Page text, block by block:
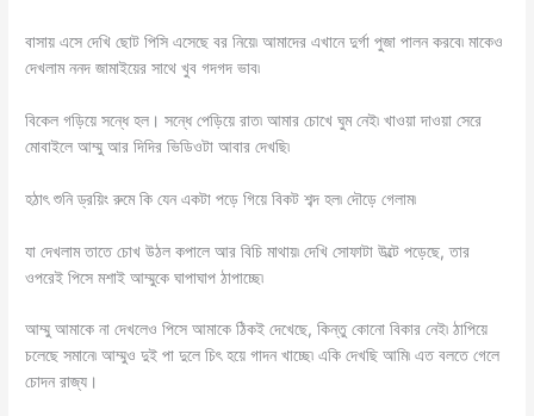
বাসায় এসে দেখি ছোট পিসি এসেছে বর নিয়ে৷ আমাদের এখানে দুর্গা পুজা পালন করবে৷ মাকেও
দেখলাম ননদ জামাইয়ের সাথে খুব গদগদ ভাব৷
বিকেল গড়িয়ে সন্ধে হল। সন্ধে পেড়িয়ে রাত৷ আমার চোখে ঘুম নেই৷ খাওয়া দাওয়া সেরে
মোবাইলে আম্মু আর দিদির ভিডিওটা আবার দেখছি৷
হঠাৎ শুনি ড্রয়িং রুমে কি যেন একটা পড়ে গিয়ে বিকট শব্দ হল৷ দৌড়ে গেলাম৷
যা দেখলাম তাতে চোখ উঠল কপালে আর বিচি মাথায়৷ দেখি সোফাটা উল্টে পড়েছে, তার
ওপরেই পিসে মশাই আম্মুকে ঘাপাঘাপ ঠাপাচ্ছে৷
আম্মু আমাকে না দেখলেও পিসে আমাকে ঠিকই দেখেছে, কিন্তু কোনো বিকার নেই৷ ঠাপিয়ে
চলেছে সমানে৷ আম্মুও দুই পা দুলে চিৎ হয়ে গাদন খাচ্ছে৷ একি দেখছি আমি৷ এত বলতে গেলে
চোদন রাজ্য।